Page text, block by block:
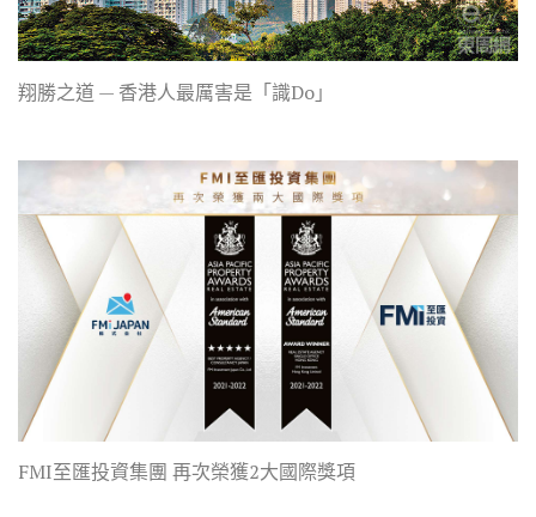
翔勝之道 — 香港人最厲害是「識Do」
FMI至匯投資集團 再次榮獲2大國際獎項